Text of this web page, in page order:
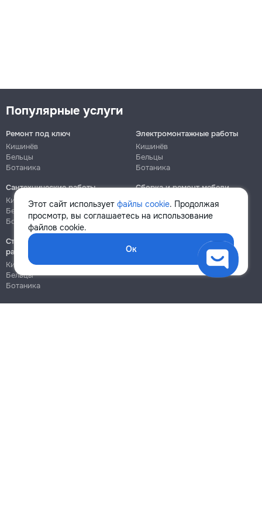
Этот сайт использует файлы cookie. Продолжая
просмотр, вы соглашаетесь на использование
файлов cookie.
Ок
Популярные услуги
Ремонт под ключ
Кишинёв
Бельцы
Ботаника
Электромонтажные работы
Кишинёв
Бельцы
Ботаника
Сантехнические работы
Кишинёв
Бельцы
Ботаника
Сборка и ремонт мебели
Кишинёв
Ботаника
Строительно-монтажные
работы
Кишинёв
Бельцы
Ботаника